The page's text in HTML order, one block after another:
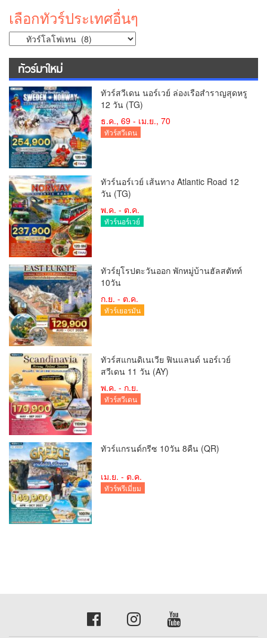
เลือกทัวร์ประเทศอื่นๆ
ทัวร์มาใหม่
ทัวร์สวีเดน นอร์เวย์ ล่องเรือสำราญสุดหรู
12 วัน (TG)
ธ.ค., 69 - เม.ย., 70
ทัวร์สวีเดน
ทัวร์นอร์เวย์ เส้นทาง Atlantic Road 12
วัน (TG)
พ.ค. - ต.ค.
ทัวร์นอร์เวย์
ทัวร์ยุโรปตะวันออก พักหมู่บ้านฮัลสตัทท์
10วัน
ก.ย. - ต.ค.
ทัวร์เยอรมัน
ทัวร์สแกนดิเนเวีย ฟินแลนด์ นอร์เวย์
สวีเดน 11 วัน (AY)
พ.ค. - ก.ย.
ทัวร์สวีเดน
ทัวร์แกรนด์กรีซ 10วัน 8คืน (QR)
เม.ย. - ต.ค.
ทัวร์พรีเมี่ยม